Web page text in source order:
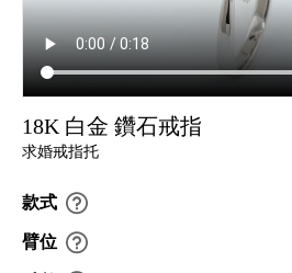
18K 白金 鑽石戒指
求婚戒指托
款式
臂位